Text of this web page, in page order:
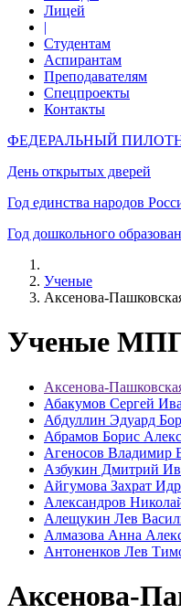
Лицей
|
Студентам
Аспирантам
Преподавателям
Спецпроекты
Контакты
ФЕДЕРАЛЬНЫЙ
День открытых дверей
Год единства народов
Год дошкольного
Ученые
Аксенова-
Ученые
Аксенова-
Абакумов Сергей
Абдуллин Эдуард
Абрамов Борис
Агеносов Владимир
Азбукин Дмитрий
Айгумова Захрат
Александров
Алещукин Лев
Алмазова Анна
Антоненков Лев
Аксенова-